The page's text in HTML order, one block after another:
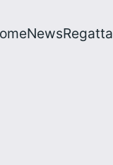
NewsRegatta